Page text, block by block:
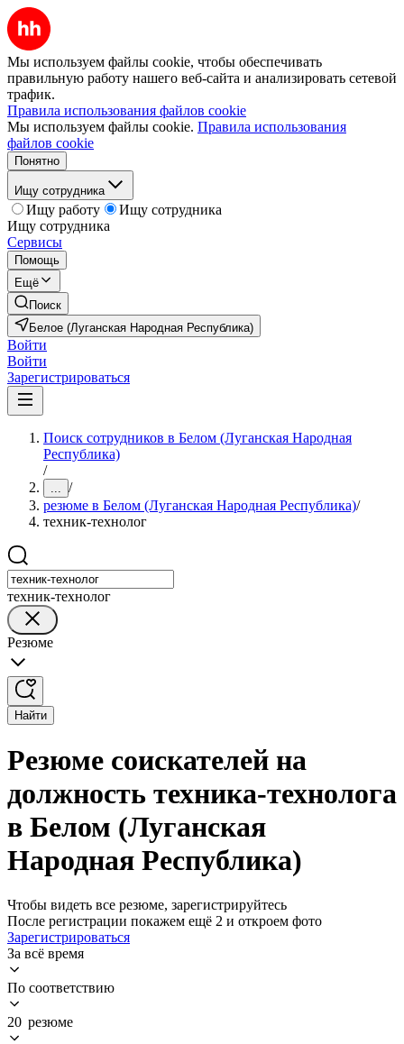
Мы используем файлы cookie, чтобы обеспечивать
правильную работу нашего веб-сайта и анализировать сетевой
трафик.
Правила использования файлов cookie
Мы используем файлы cookie. Правила использования
файлов cookie
Понятно
Ищу сотрудника
Ищу работу
Ищу сотрудника
Ищу сотрудника
Сервисы
Помощь
Ещё
Поиск
Белое (Луганская Народная Республика)
Войти
Войти
Зарегистрироваться
Поиск сотрудников в Белом (Луганская Народная
Республика)
/
... /
резюме в Белом (Луганская Народная Республика)/
техник-технолог
техник-технолог
Резюме
Найти
Резюме соискателей на
должность техника-технолога
в Белом (Луганская
Народная Республика)
Чтобы видеть все резюме, зарегистрируйтесь
После регистрации покажем ещё 2 и откроем фото
Зарегистрироваться
За всё время
По соответствию
20 резюме